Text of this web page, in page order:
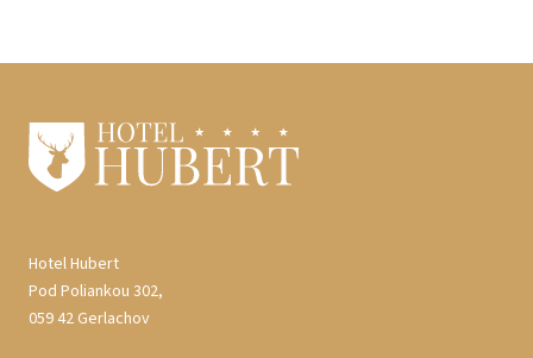
Hotel Hubert
Pod Poliankou 302,
059 42 Gerlachov